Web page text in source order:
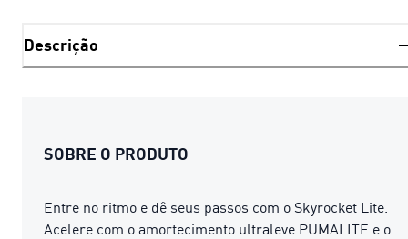
Descrição
SOBRE O PRODUTO
Entre no ritmo e dê seus passos com o Skyrocket Lite.
Acelere com o amortecimento ultraleve PUMALITE e o